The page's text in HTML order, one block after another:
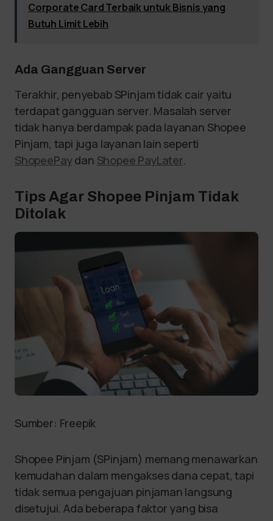
Corporate Card Terbaik untuk Bisnis yang
Butuh Limit Lebih
Ada Gangguan Server
Terakhir, penyebab SPinjam tidak cair yaitu
terdapat gangguan server. Masalah server
tidak hanya berdampak pada layanan Shopee
Pinjam, tapi juga layanan lain seperti
ShopeePaydan Shopee PayLater.
Tips Agar Shopee Pinjam Tidak
Ditolak
Sumber: Freepik
Shopee Pinjam (SPinjam) memang menawarkan
kemudahan dalam mengakses dana cepat, tapi
tidak semua pengajuan pinjaman langsung
disetujui. Ada beberapa faktor yang bisa